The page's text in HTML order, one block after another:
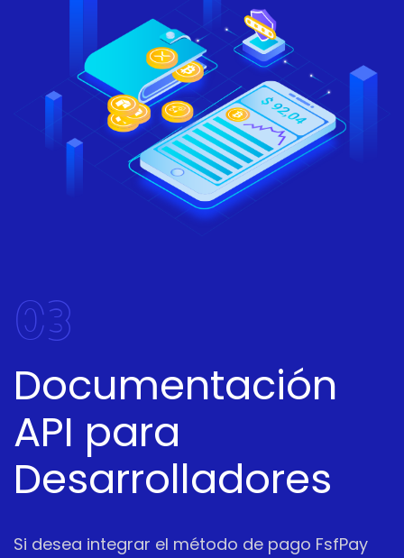
03
Documentación
API para
Desarrolladores
Si desea integrar el método de pago FsfPay